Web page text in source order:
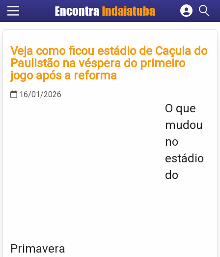
Encontra Indaiatuba
Cadastrar empresa
Criar conta
Veja como ficou estádio de Caçula do
Paulistão na véspera do primeiro
jogo após a reforma
16/01/2026
O que
mudou
no
estádio
do
Primavera